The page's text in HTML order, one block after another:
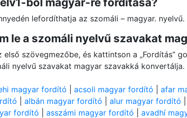
lefordíthatja az szomáli – magyar. nyelvű.
le a szomáli nyelvű szavakat
szövegmezőbe, és kattintson a „Fordítás”
nyelvű szavakat magyar szavakká konvertálja.
magyar fordító |acsoli magyar fordító |afar
|albán magyar fordító |alur magyar fordító
fordító |asszámi magyar fordító |avadhí